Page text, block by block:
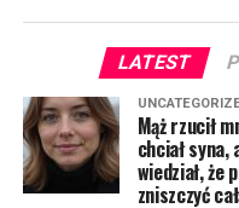
LATEST
Mąż rzucił
chciał
wiedział, że
zniszczyć